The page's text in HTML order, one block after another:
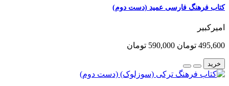
کتاب فرهنگ فارسی عمید (دست دوم)
امیرکبیر
495,600 تومان 590,000 تومان
خرید